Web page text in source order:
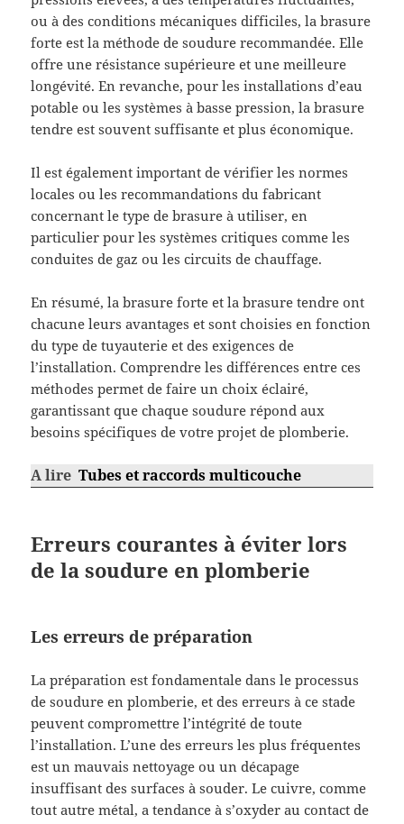
ou à des conditions mécaniques difficiles, la brasure
forte est la méthode de soudure recommandée. Elle
offre une résistance supérieure et une meilleure
longévité. En revanche, pour les installations d’eau
potable ou les systèmes à basse pression, la brasure
tendre est souvent suffisante et plus économique.
Il est également important de vérifier les normes
locales ou les recommandations du fabricant
concernant le type de brasure à utiliser, en
particulier pour les systèmes critiques comme les
conduites de gaz ou les circuits de chauffage.
En résumé, la brasure forte et la brasure tendre ont
chacune leurs avantages et sont choisies en fonction
du type de tuyauterie et des exigences de
l’installation. Comprendre les différences entre ces
méthodes permet de faire un choix éclairé,
garantissant que chaque soudure répond aux
besoins spécifiques de votre projet de plomberie.
A lire Tubes et raccords multicouche
Erreurs courantes à éviter lors
de la soudure en plomberie
Les erreurs de préparation
La préparation est fondamentale dans le processus
de soudure en plomberie, et des erreurs à ce stade
peuvent compromettre l’intégrité de toute
l’installation. L’une des erreurs les plus fréquentes
est un mauvais nettoyage ou un décapage
insuffisant des surfaces à souder. Le cuivre, comme
tout autre métal, a tendance à s’oxyder au contact de